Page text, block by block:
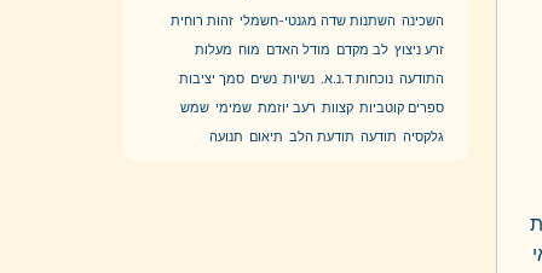
השכינה השתנות שדה מגנטי-חשמלי זהות רוחית
זרע ניצוץ לב מקדם מודל האדם מוח מעלות
התודעה נוכחות ד.נ.א. נשיות נשים סמך יציבות
ספרים קוטביות קצוות רעב יוזמת שמימי שמש
גלקסיה תודעה תודעת הלב תיאום תנועה